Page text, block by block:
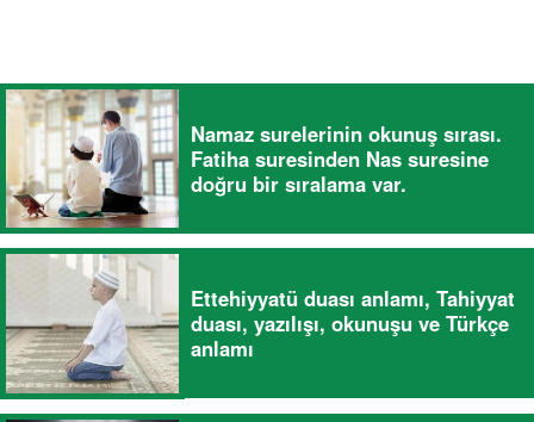
Namaz surelerinin okunuş sırası.
Fatiha suresinden Nas suresine
doğru bir sıralama var.
Ettehiyyatü duası anlamı, Tahiyyat
duası, yazılışı, okunuşu ve Türkçe
anlamı